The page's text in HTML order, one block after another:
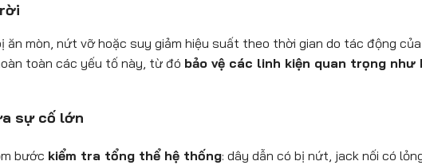
mòn, nứt vỡ hoặc suy giảm hiệu suất theo thời gian do tác động
toàn các yếu tố này, từ đó bảo vệ các linh kiện quan trọng như
sự cố lớn
bước kiểm tra tổng thể hệ thống: dây dẫn có bị nứt, jack nối có